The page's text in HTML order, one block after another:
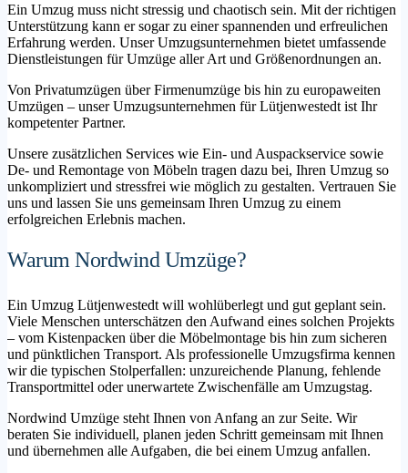
Ein Umzug muss nicht stressig und chaotisch sein. Mit der richtigen
Unterstützung kann er sogar zu einer spannenden und erfreulichen
Erfahrung werden. Unser Umzugsunternehmen bietet umfassende
Dienstleistungen für Umzüge aller Art und Größenordnungen an.
Von Privatumzügen über Firmenumzüge bis hin zu europaweiten
Umzügen – unser Umzugsunternehmen für Lütjenwestedt ist Ihr
kompetenter Partner.
Unsere zusätzlichen Services wie Ein- und Auspackservice sowie
De- und Remontage von Möbeln tragen dazu bei, Ihren Umzug so
unkompliziert und stressfrei wie möglich zu gestalten. Vertrauen Sie
uns und lassen Sie uns gemeinsam Ihren Umzug zu einem
erfolgreichen Erlebnis machen.
Warum Nordwind Umzüge?
Ein Umzug Lütjenwestedt will wohlüberlegt und gut geplant sein.
Viele Menschen unterschätzen den Aufwand eines solchen Projekts
– vom Kistenpacken über die Möbelmontage bis hin zum sicheren
und pünktlichen Transport. Als professionelle Umzugsfirma kennen
wir die typischen Stolperfallen: unzureichende Planung, fehlende
Transportmittel oder unerwartete Zwischenfälle am Umzugstag.
Nordwind Umzüge steht Ihnen von Anfang an zur Seite. Wir
beraten Sie individuell, planen jeden Schritt gemeinsam mit Ihnen
und übernehmen alle Aufgaben, die bei einem Umzug anfallen.